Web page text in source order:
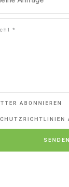
ABONNIEREN
SENDEN